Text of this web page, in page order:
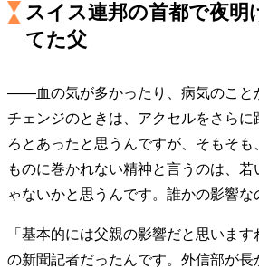
スイス連邦の首都で夜明
てた父
――血の気が多かったり、病気のこと
チェンジのときは、アクセルをさらに
ろとあったと思うんですが、そもそ
ものに巻かれない精神と言うのは、
ゃないかと思うんです。誰かの影響な
「基本的には父親の影響だと思いま
の新聞記者だったんです。外信部が長